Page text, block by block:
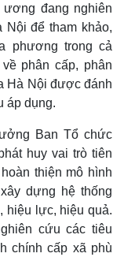
ương đang nghiên
để tham khảo,
phương trong cả
phân cấp, phân
Hà Nội được đánh
áp dụng.
Ban Tổ chức
huy vai trò tiên
thiện mô hình
dựng hệ thống
hiệu lực, hiệu quả.
cứu các tiêu
chính cấp xã phù